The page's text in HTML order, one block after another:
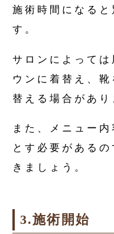
施術時間になると
す。
サロンによって
ウンに着替え、
替える場合があり
また、メニュー
とす必要がある
きましょう。
3.施術開始